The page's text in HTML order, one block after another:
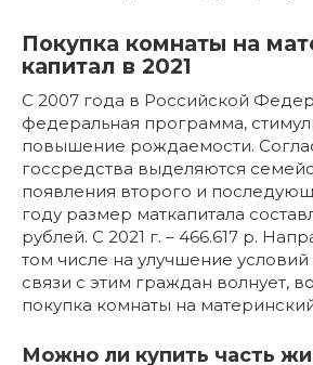
Покупка комнаты на
капитал в 2021
С 2007 года в Российской
федеральная программа,
повышение рождаемости.
госсредства выделяются
появления второго и
году размер маткапитала
рублей. С 2021 г. – 466.617 р.
том числе на улучшение
связи с этим граждан волнует,
покупка комнаты на
Можно ли купить часть